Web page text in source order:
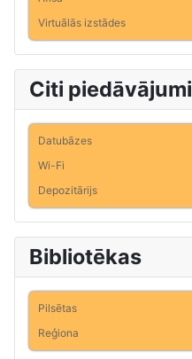
Virtuālās izstādes
Citi piedāvājumi
Datubāzes
Wi-Fi
Depozitārijs
Bibliotēkas
Pilsētas
Reģiona